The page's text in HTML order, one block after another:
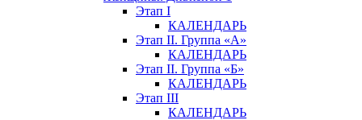
Этап I
КАЛЕНДАРЬ
Этап II. Группа «А»
КАЛЕНДАРЬ
Этап II. Группа «Б»
КАЛЕНДАРЬ
Этап III
КАЛЕНДАРЬ